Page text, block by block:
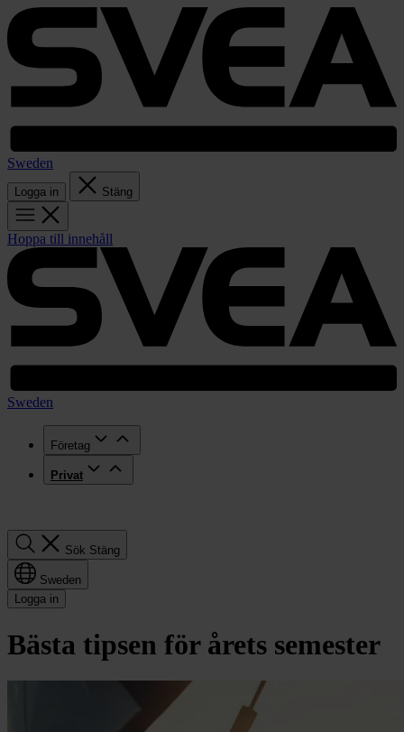
Sweden
Logga in Stäng
Hoppa till innehåll
Sweden
Företag
Privat
Sök Stäng
Sweden
Logga in
Bästa tipsen för årets semester